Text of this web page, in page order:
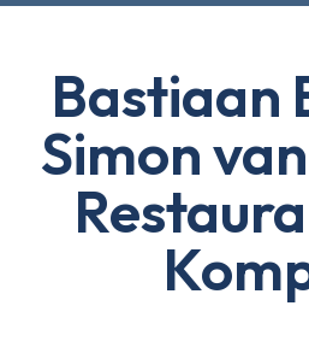
Bastiaan
Simon